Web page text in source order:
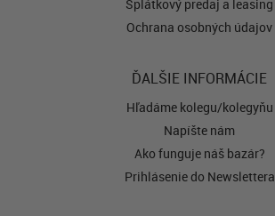
Splátkový predaj a leasing
Ochrana osobných údajov
ĎALŠIE INFORMÁCIE
Hľadáme kolegu/kolegyňu
Napíšte nám
Ako funguje náš bazár?
Prihlásenie do Newslettera